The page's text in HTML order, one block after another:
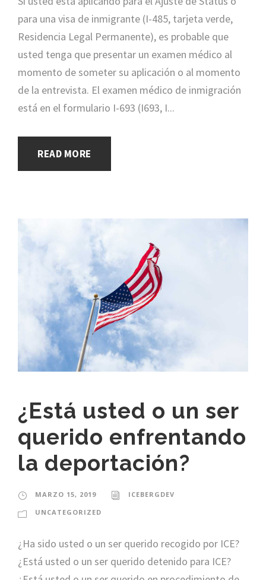
para una visa de inmigrante (I-485, tarjeta verde,
Residencia Legal Permanente), es probable que
usted tenga que presentar un examen médico al
momento de someter su aplicación o al momento
de la entrevista. El examen médico de inmigración
está en el formulario I-693 (I693, I...
READ MORE
¿Está usted o un ser
querido enfrentando
la deportación?
MARZO 15, 2019
ICEBERGDEV
UNCATEGORIZED
¿Ha sido usted o un ser querido recogido por ICE?
¿Está usted o un ser querido detenido para ICE?